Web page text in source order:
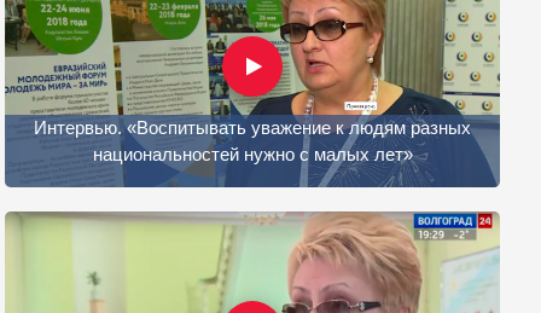
Интервью. «Воспитывать уважение к людям разных
национальностей нужно с малых лет»